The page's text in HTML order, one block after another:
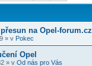
na Opel-forum.cz
» v Pokec
Opel
» v Od nás pro Vás